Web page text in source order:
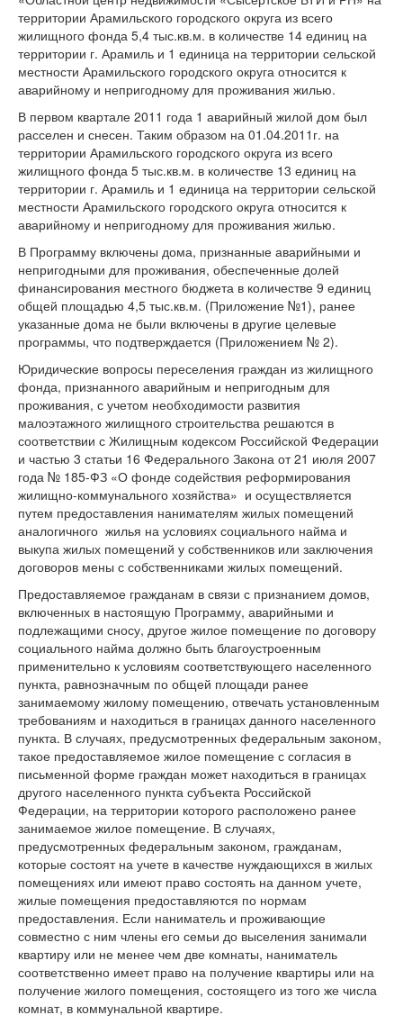
территории Арамильского городского округа из всего
жилищного фонда 5,4 тыс.кв.м. в количестве 14 единиц на
территории г. Арамиль и 1 единица на территории сельской
местности Арамильского городского округа относится к
аварийному и непригодному для проживания жилью.
В первом квартале 2011 года 1 аварийный жилой дом был
расселен и снесен. Таким образом на 01.04.2011г. на
территории Арамильского городского округа из всего
жилищного фонда 5 тыс.кв.м. в количестве 13 единиц на
территории г. Арамиль и 1 единица на территории сельской
местности Арамильского городского округа относится к
аварийному и непригодному для проживания жилью.
В Программу включены дома, признанные аварийными и
непригодными для проживания, обеспеченные долей
финансирования местного бюджета в количестве 9 единиц
общей площадью 4,5 тыс.кв.м. (Приложение №1), ранее
указанные дома не были включены в другие целевые
программы, что подтверждается (Приложением № 2).
Юридические вопросы переселения граждан из жилищного
фонда, признанного аварийным и непригодным для
проживания, с учетом необходимости развития
малоэтажного жилищного строительства решаются в
соответствии с Жилищным кодексом Российской Федерации
и частью 3 статьи 16 Федерального Закона от 21 июля 2007
года № 185-ФЗ «О фонде содействия реформирования
жилищно-коммунального хозяйства» и осуществляется
путем предоставления нанимателям жилых помещений
аналогичного жилья на условиях социального найма и
выкупа жилых помещений у собственников или заключения
договоров мены с собственниками жилых помещений.
Предоставляемое гражданам в связи с признанием домов,
включенных в настоящую Программу, аварийными и
подлежащими сносу, другое жилое помещение по договору
социального найма должно быть благоустроенным
применительно к условиям соответствующего населенного
пункта, равнозначным по общей площади ранее
занимаемому жилому помещению, отвечать установленным
требованиям и находиться в границах данного населенного
пункта. В случаях, предусмотренных федеральным законом,
такое предоставляемое жилое помещение с согласия в
письменной форме граждан может находиться в границах
другого населенного пункта субъекта Российской
Федерации, на территории которого расположено ранее
занимаемое жилое помещение. В случаях,
предусмотренных федеральным законом, гражданам,
которые состоят на учете в качестве нуждающихся в жилых
помещениях или имеют право состоять на данном учете,
жилые помещения предоставляются по нормам
предоставления. Если наниматель и проживающие
совместно с ним члены его семьи до выселения занимали
квартиру или не менее чем две комнаты, наниматель
соответственно имеет право на получение квартиры или на
получение жилого помещения, состоящего из того же числа
комнат, в коммунальной квартире.